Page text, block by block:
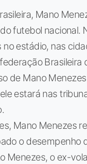
Mano
futebol nacional.
estádio, nas
Brasileira
de Mano
estará nas
Mano Menezes
o
Menezes, o ex-